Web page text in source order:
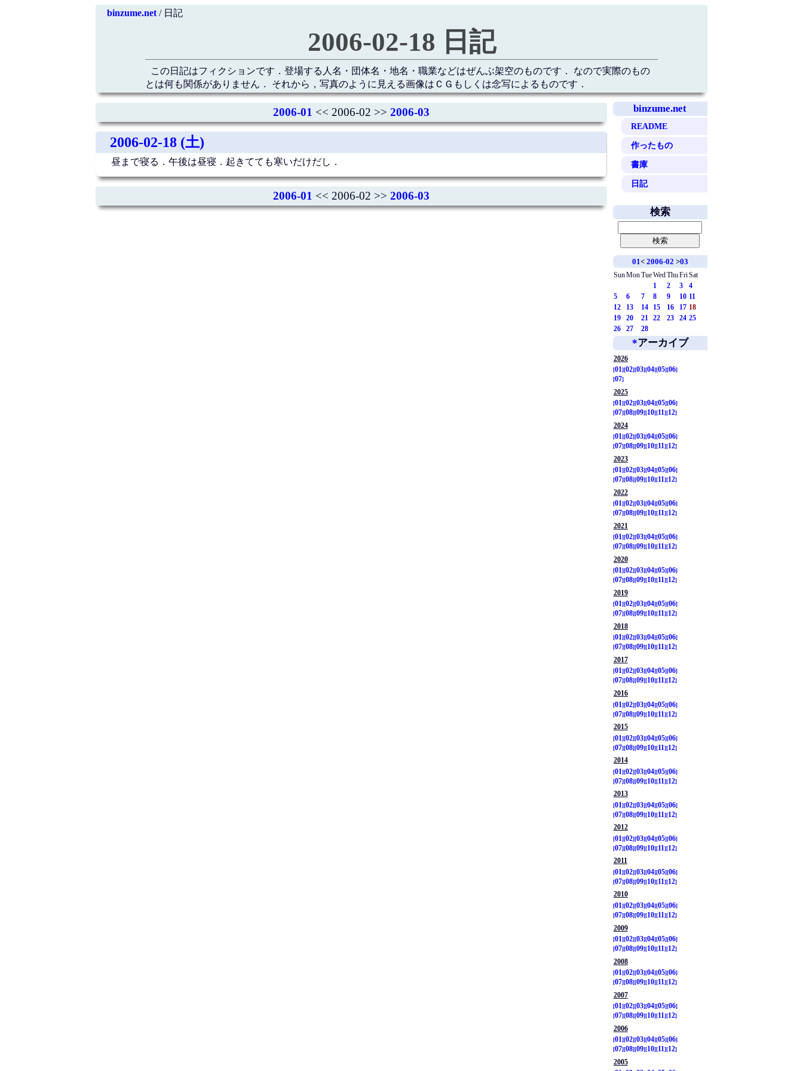
binzume.net/ 日記
2006-02-18 日記
この日記はフィクションです．登場する人名・団体名・地名・職業などはぜんぶ架空のものです． なので実際のもの
とは何も関係がありません． それから，写真のように見える画像はＣＧもしくは念写によるものです．
binzume.net
README
作ったもの
書庫
日記
2006-01 << 2006-02 >> 2006-03
2006-02-18 (土)
昼まで寝る．午後は昼寝．起きてても寒いだけだし．
2006-01 << 2006-02 >> 2006-03
検索
01< 2006-02 >03
SunMonTueWed ThuFriSat
1
2 3
4
5
6 7 8 9 10 11
12
13 14 15 16 17 18
19
20 21 22 23 24 25
26
27 28
*アーカイブ
2026
01
02 03 04 05 06
07
2025
01
02 03 04 05 06
07 08 09 10 11
12
2024
01
02 03 04 05 06
07 08 09 10 11
12
2023
01
02 03 04 05 06
07 08 09 10 11
12
2022
01
02 03 04 05 06
07 08 09 10 11
12
2021
01
02 03 04 05 06
07 08 09 10 11
12
2020
01
02 03 04 05 06
07 08 09 10 11
12
2019
01
02 03 04 05 06
07 08 09 10 11
12
2018
01 02 03 04 05 06
07 08 09 10 11 12
2017
01 02 03 04 05 06
07 08 09 10 11 12
2016
01
02 03 04 05 06
07 08 09 10 11
12
2015
01
02 03 04 05 06
07 08 09 10 11
12
2014
01
02 03 04 05 06
07 08 09 10 11
12
2013
01
02 03 04 05 06
07 08 09 10 11
12
2012
01
02 03 04 05 06
07 08 09 10 11
12
2011
01
02 03 04 05 06
07 08 09 10 11
12
2010
01
02 03 04 05 06
07 08 09 10 11
12
2009
01
02 03 04 05 06
07 08 09 10 11
12
2008
01
02 03 04 05 06
07 08 09 10 11
12
2007
01
02 03 04 05 06
07 08 09 10 11
12
2006
01
02 03 04 05 06
07 08 09 10 11
12
2005